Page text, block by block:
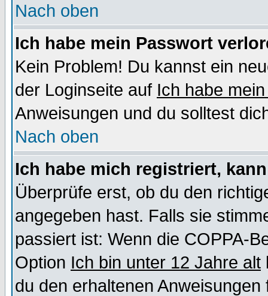
Nach oben
Ich habe mein Passwort
Kein Problem! Du kannst ein
der Loginseite auf Ich habe
Anweisungen und du solltest
Nach oben
Ich habe mich registriert,
Überprüfe erst, ob du den
angegeben hast. Falls sie
passiert ist: Wenn die COPPA-
Option Ich bin unter 12 Jahre alt
du den erhaltenen